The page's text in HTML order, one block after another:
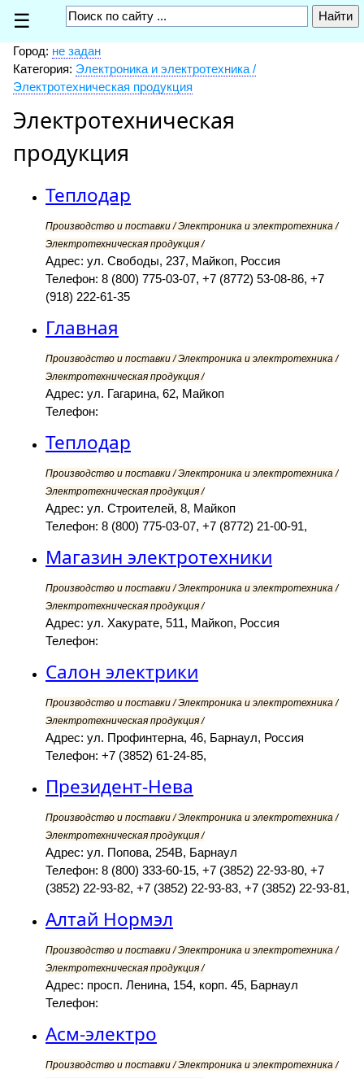
☰
Город: не задан
Категория: Электроника и электротехника /
Электротехническая продукция
Электротехническая
продукция
Теплодар
Производство и поставки / Электроника и электротехника /
Электротехническая продукция /
Адрес: ул. Свободы, 237, Майкоп, Россия
Телефон: 8 (800) 775-03-07, +7 (8772) 53-08-86, +7
(918) 222-61-35
Главная
Производство и поставки / Электроника и электротехника /
Электротехническая продукция /
Адрес: ул. Гагарина, 62, Майкоп
Телефон:
Теплодар
Производство и поставки / Электроника и электротехника /
Электротехническая продукция /
Адрес: ул. Строителей, 8, Майкоп
Телефон: 8 (800) 775-03-07, +7 (8772) 21-00-91,
Магазин электротехники
Производство и поставки / Электроника и электротехника /
Электротехническая продукция /
Адрес: ул. Хакурате, 511, Майкоп, Россия
Телефон:
Салон электрики
Производство и поставки / Электроника и электротехника /
Электротехническая продукция /
Адрес: ул. Профинтерна, 46, Барнаул, Россия
Телефон: +7 (3852) 61-24-85,
Президент-Нева
Производство и поставки / Электроника и электротехника /
Электротехническая продукция /
Адрес: ул. Попова, 254В, Барнаул
Телефон: 8 (800) 333-60-15, +7 (3852) 22-93-80, +7
(3852) 22-93-82, +7 (3852) 22-93-83, +7 (3852) 22-93-81,
Алтай Нормэл
Производство и поставки / Электроника и электротехника /
Электротехническая продукция /
Адрес: просп. Ленина, 154, корп. 45, Барнаул
Телефон:
Асм-электро
Производство и поставки / Электроника и электротехника /